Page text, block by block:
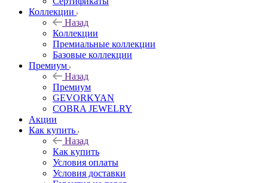
Коллекции
Назад
Коллекции
Премиальные коллекции
Базовые коллекции
Премиум
Назад
Премиум
GEVORKYAN
COBRA JEWELRY
Акции
Как купить
Назад
Как купить
Условия оплаты
Условия доставки